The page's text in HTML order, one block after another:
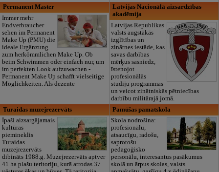
Permanent Master
Immer mehr
Endverbraucher
sehen im Permanent
Make Up (PMU) die
ideale Ergänzung
zum herkömmlichen Make Up. Ob
beim Schwimmen oder einfach nur, um
im perfekten Look aufzuwachen -
Permanent Make Up schafft vielseitige
Möglichkeiten. Als dezente
Latvijas Nacionālā aizsardzības
akadēmija
Latvijas Republikas
valsts augstākās
izglītības un
zinātnes iestāde, kas
savas darbības
mērķus sasniedz,
īstenojot
profesionālās
studiju programmas
un veicot zinātniskās pētniecības
darbību militārajā jomā.
Turaidas muzejrezervāts
Īpaši aizsargājamais
kultūras
piemineklis
Turaidas
muzejrezervāts
dibināts 1988.g. Muzejrezervāts aptver
41 ha plašu teritoriju, kurā atrodas 37
Pamūšas pamatskola
Skola nodrošina:
profesionālu,
atsaucīgu, radošu,
saprotošu
pedagoģisko
personālu, interesantus pasākumus
skolā un ārpus skolas, valsts